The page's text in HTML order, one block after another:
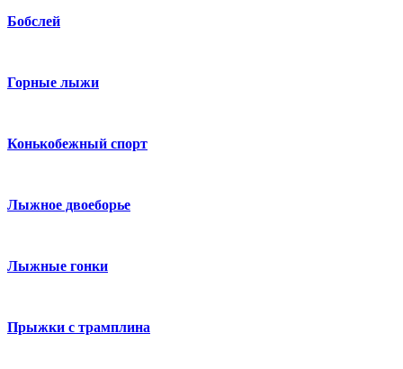
Бобслей
Горные лыжи
Конькобежный спорт
Лыжное двоеборье
Лыжные гонки
Прыжки с трамплина